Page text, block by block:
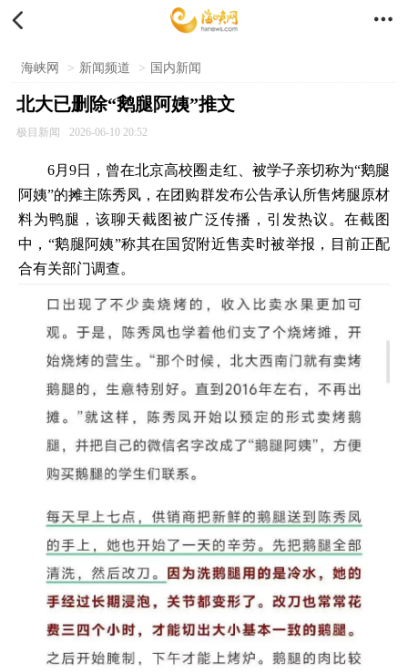
 
海峡网 > 新闻频道 > 国内新闻
北大已删除“鹅腿阿姨”推文
极目新闻 2026-06-10 20:52
6月9日，曾在北京高校圈走红、被学子亲切称为“鹅腿
阿姨”的摊主陈秀凤，在团购群发布公告承认所售烤腿原材
料为鸭腿，该聊天截图被广泛传播，引发热议。在截图
中，“鹅腿阿姨”称其在国贸附近售卖时被举报，目前正配
合有关部门调查。